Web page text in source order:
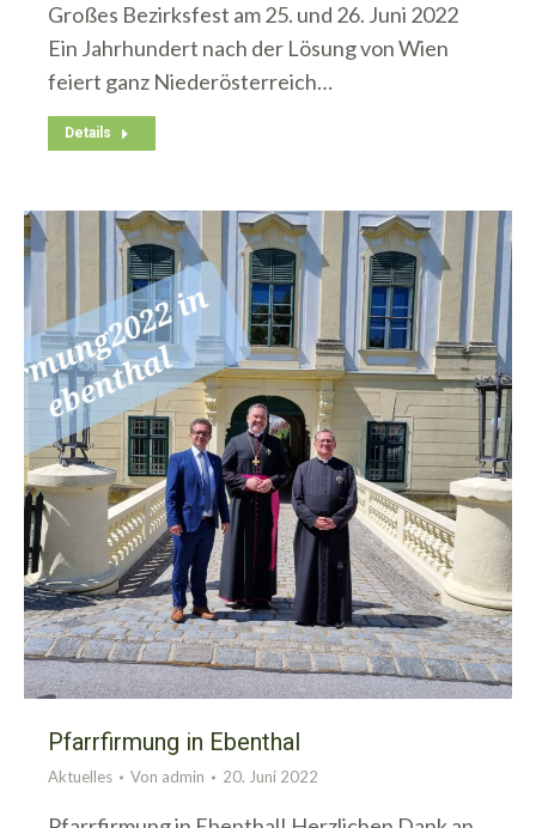
Großes Bezirksfest am 25. und 26. Juni 2022
Ein Jahrhundert nach der Lösung von Wien
feiert ganz Niederösterreich…
Details
Pfarrfirmung in Ebenthal
Aktuelles Von admin 20. Juni 2022